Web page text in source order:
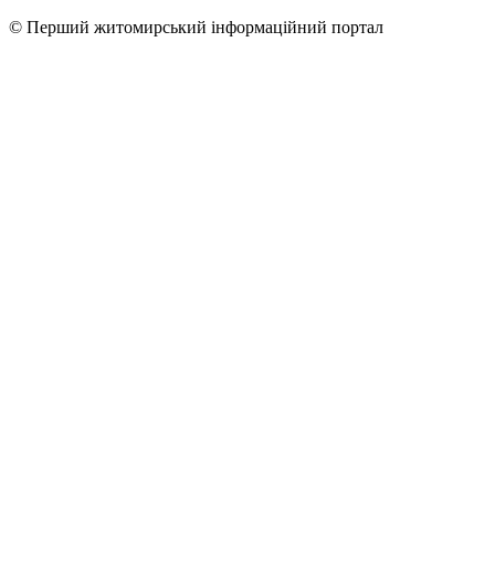
© Перший житомирський інформаційний портал